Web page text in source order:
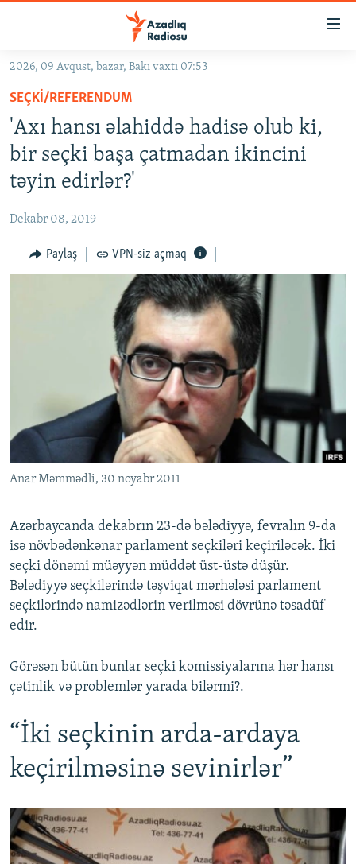
Əsas
qayıt
Əsas
naviqasiyaya
qayıt
Axtarışa
GÜNDƏM
#İZAHLA
KORRUPSIOMETR
#ƏSLINDƏ
QANUNI DOĞRU
ARAŞDIRMA
AZƏRBAYCAN ƏDƏBIYYATI KITABXANASI
İSLAM VƏ DEMOKRATIYA
İZ - MƏDƏNIYYƏT PROQRAMI
PEŞƏ ETIKASI VƏ JURNALISTIKA STANDARTLARIMIZ
MATERIALLARIMIZDAN ISTIFADƏ
AZADLIQRADIOSU MOBIL TELEFONUNUZDA
BIZIMLƏ ƏLAQƏ
RFE/RL-in bütün saytları
2026, 09 Avqust, bazar, Bakı vaxtı 07:53
SEÇKI/REFERENDUM
'Axı hansı əlahiddə hadisə olub ki,
bir seçki başa çatmadan ikincini
təyin edirlər?'
Dekabr 08, 2019
Paylaş VPN-siz açmaq
Anar Məmmədli, 30 noyabr 2011
Azərbaycanda dekabrın 23-də bələdiyyə, fevralın 9-da
isə növbədənkənar parlament seçkiləri keçiriləcək. İki
seçki dönəmi müəyyən müddət üst-üstə düşür.
Bələdiyyə seçkilərində təşviqat mərhələsi parlament
seçkilərində namizədlərin verilməsi dövrünə təsadüf
edir.
Görəsən bütün bunlar seçki komissiyalarına hər hansı
çətinlik və problemlər yarada bilərmi?.
“İki seçkinin arda-ardaya
keçirilməsinə sevinirlər”